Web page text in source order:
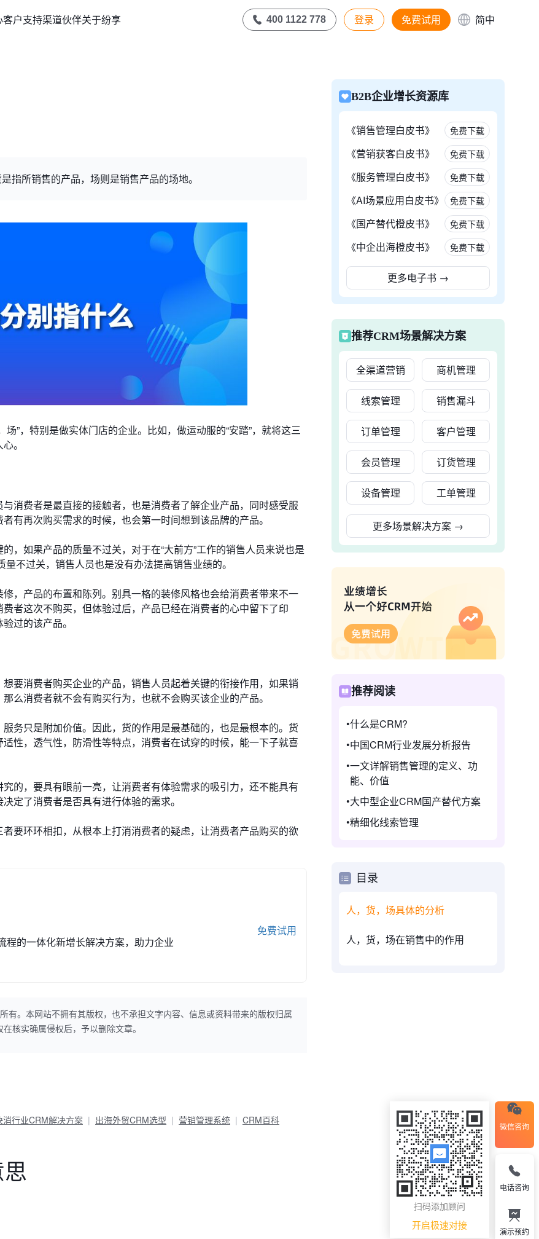
客户支持渠道伙伴关于纷享 400 1122 778 登录 免费试用 简中
指所销售的产品，场则是销售产品的场地。
”，特别是做实体门店的企业。比如，做运动服的“安踏”，就将这三
。
消费者是最直接的接触者，也是消费者了解企业产品，同时感受服
有再次购买需求的时候，也会第一时间想到该品牌的产品。
，如果产品的质量不过关，对于在“大前方”工作的销售人员来说也是
不过关，销售人员也是没有办法提高销售业绩的。
，产品的布置和陈列。别具一格的装修风格也会给消费者带来不一
者这次不购买，但体验过后，产品已经在消费者的心中留下了印
过的该产品。
要消费者购买企业的产品，销售人员起着关键的衔接作用，如果销
么消费者就不会有购买行为，也就不会购买该企业的产品。
务只是附加价值。因此，货的作用是最基础的，也是最根本的。货
性，透气性，防滑性等特点，消费者在试穿的时候，能一下子就喜
的，要具有眼前一亮，让消费者有体验需求的吸引力，还不能具有
定了消费者是否具有进行体验的需求。
要环环相扣，从根本上打消消费者的疑虑，让消费者产品购买的欲
程的一体化新增长解决方案，助力企业
免费试用
有。本网站不拥有其版权，也不承担文字内容、信息或资料带来的版权归属
核实确属侵权后，予以删除文章。
消行业CRM解决方案 出海外贸CRM选型 营销管理系统
CRM百科
B2B企业增长资源库
《销售管理白皮书》 免费下载
《营销获客白皮书》 免费下载
《服务管理白皮书》 免费下载
《AI场景应用白皮书》 免费下载
《国产替代橙皮书》 免费下载
《中企出海橙皮书》 免费下载
更多电子书 →
推荐CRM场景解决方案
全渠道营销 商机管理
线索管理 销售漏斗
订单管理 客户管理
会员管理 订货管理
设备管理 工单管理
更多场景解决方案 →
推荐阅读
什么是CRM?
中国CRM行业发展分析报告
一文详解销售管理的定义、功
能、价值
大中型企业CRM国产替代方案
精细化线索管理
目录
人，货，场具体的分析
人，货，场在销售中的作用
微信咨询
扫码添加顾问
开启极速对接
电话咨询
演示预约